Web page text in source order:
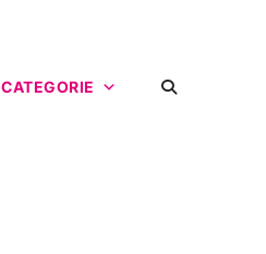
CATEGORIE